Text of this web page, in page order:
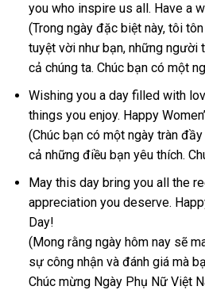
you who inspire us all. Have a
(Trong ngày đặc biệt này, tôi
tuyệt vời như bạn, những người
cả chúng ta. Chúc bạn có một
Wishing you a day filled with
things you enjoy. Happy
(Chúc bạn có một ngày tràn
cả những điều bạn yêu thích.
May this day bring you all the
appreciation you deserve.
Day!
(Mong rằng ngày hôm nay sẽ
sự công nhận và đánh giá mà
Chúc mừng Ngày Phụ Nữ Việt